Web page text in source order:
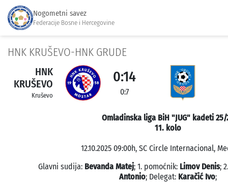
Nogometni savez
Federacije Bosne i Hercegovine
HNK KRUŠEVO-HNK GRUDE
HNK
KRUŠEVO
Kruševo
0:14
0:7
Omladinska liga BiH "JUG" kadeti 25/
11. kolo
12.10.2025 09:00h, SC Circle Internacional,
Glavni sudija: Bevanda Matej; 1. pomoćnik: Limov Denis;
Antonio; Delegat: Karačić Ivo;